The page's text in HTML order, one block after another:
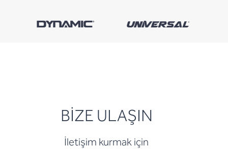
BİZE ULAŞIN
İletişim kurmak için